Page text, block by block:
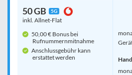
50 GB 5G
inkl. Allnet-Flat
50,00 € Bonus bei
Rufnummern­mitnahme
Anschlussgebühr kann
erstattet werden